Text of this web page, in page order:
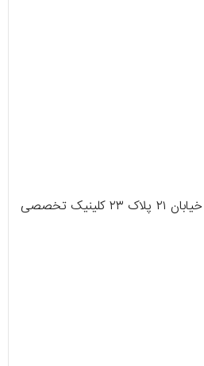
ونک گاندی جنوبی خیابان ۲۱ پلاک ۲۳ کلینیک تخصصی